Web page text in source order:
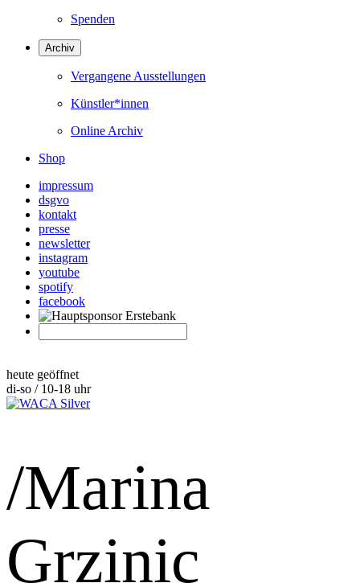
Spenden
Archiv
Vergangene Ausstellungen
Künstler*innen
Online Archiv
Shop
impressum
dsgvo
kontakt
presse
newsletter
instagram
youtube
spotify
facebook
heute geöffnet
di-so / 10-18 uhr
/Marina
Grzinic